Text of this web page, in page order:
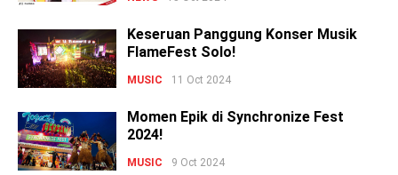
Keseruan Panggung Konser Musik
FlameFest Solo!
MUSIC 11 Oct 2024
Momen Epik di Synchronize Fest
2024!
MUSIC 9 Oct 2024